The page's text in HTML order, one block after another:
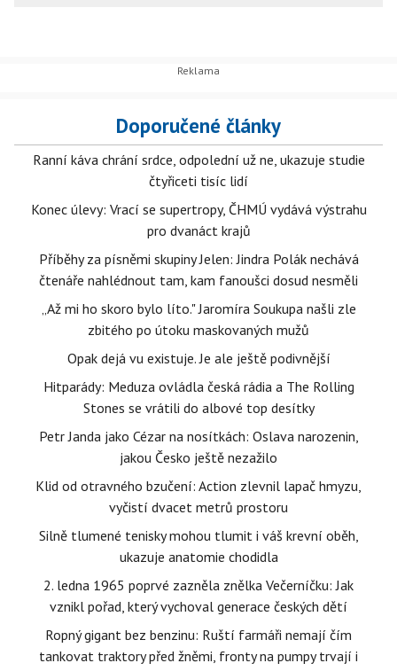
Doporučené články
Ranní káva chrání srdce, odpolední už ne, ukazuje studie
čtyřiceti tisíc lidí
Konec úlevy: Vrací se supertropy, ČHMÚ vydává výstrahu
pro dvanáct krajů
Příběhy za písněmi skupiny Jelen: Jindra Polák nechává
čtenáře nahlédnout tam, kam fanoušci dosud nesměli
„Až mi ho skoro bylo líto." Jaromíra Soukupa našli zle
zbitého po útoku maskovaných mužů
Opak dejá vu existuje. Je ale ještě podivnější
Hitparády: Meduza ovládla česká rádia a The Rolling
Stones se vrátili do albové top desítky
Petr Janda jako Cézar na nosítkách: Oslava narozenin,
jakou Česko ještě nezažilo
Klid od otravného bzučení: Action zlevnil lapač hmyzu,
vyčistí dvacet metrů prostoru
Silně tlumené tenisky mohou tlumit i váš krevní oběh,
ukazuje anatomie chodidla
2. ledna 1965 poprvé zazněla znělka Večerníčku: Jak
vznikl pořad, který vychoval generace českých dětí
Ropný gigant bez benzinu: Ruští farmáři nemají čím
tankovat traktory před žněmi, fronty na pumpy trvají i